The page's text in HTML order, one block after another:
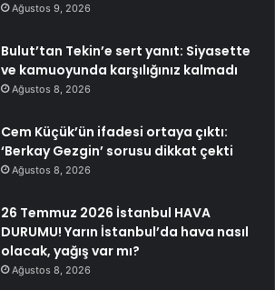
Ağustos 9, 2026
Bulut’tan Tekin’e sert yanıt: Siyasette
ve kamuoyunda karşılığınız kalmadı
Ağustos 8, 2026
Cem Küçük’ün ifadesi ortaya çıktı:
‘Berkay Gezgin’ sorusu dikkat çekti
Ağustos 8, 2026
26 Temmuz 2026 İstanbul HAVA
DURUMU! Yarın İstanbul’da hava nasıl
olacak, yağış var mı?
Ağustos 8, 2026